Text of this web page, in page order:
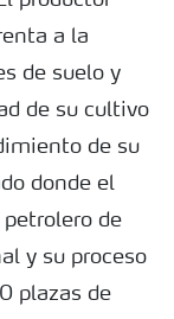
a la
de suelo y
de su cultivo
de su
donde el
de
y su proceso
plazas de